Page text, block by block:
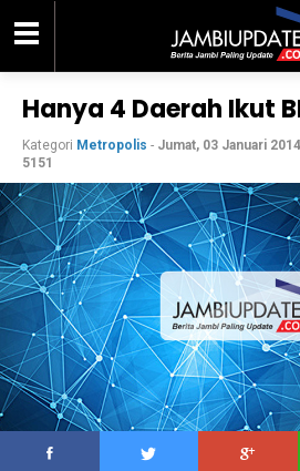
Hanya 4 Daerah Ikut
Kategori Metropolis - Jumat, 03 Januari
5151